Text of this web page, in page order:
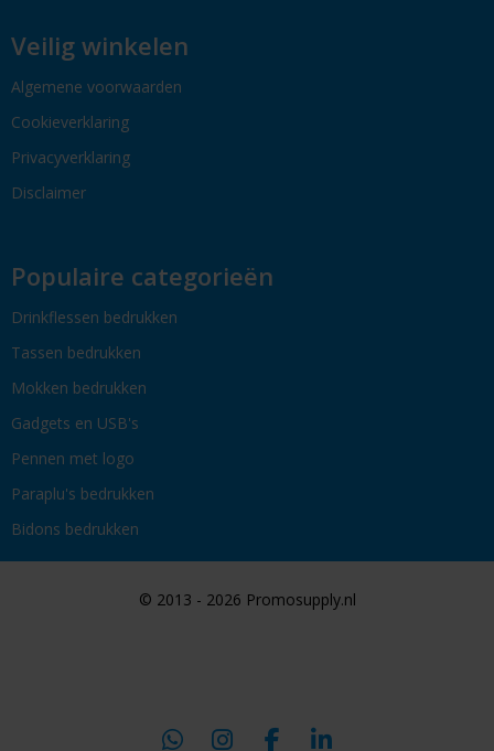
Veilig winkelen
Algemene voorwaarden
Cookieverklaring
Privacyverklaring
Disclaimer
Populaire categorieën
Drinkflessen bedrukken
Tassen bedrukken
Mokken bedrukken
Gadgets en USB's
Pennen met logo
Paraplu's bedrukken
Bidons bedrukken
© 2013 - 2026 Promosupply.nl